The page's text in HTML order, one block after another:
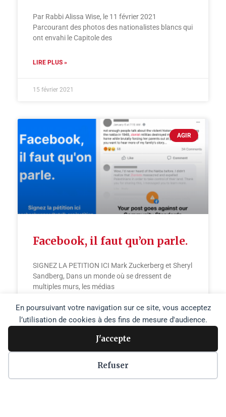
En poursuivant votre navigation sur ce site, vous acceptez
l’utilisation de cookies à des fins de mesure d'audience.
J'accepte
Refuser
Par Rabbi Alissa Wise, le 11 février 2021
Parcourant des photos des nationalistes blancs qui
ont envahi le Capitole des
LIRE PLUS »
15 février 2021
AGIR
Facebook, il faut qu’on parle.
SIGNEZ LA PETITION ICI Mark Zuckerberg et Sheryl
Sandberg, Dans un monde où se dressent de
multiples murs, les médias
LIRE PLUS »